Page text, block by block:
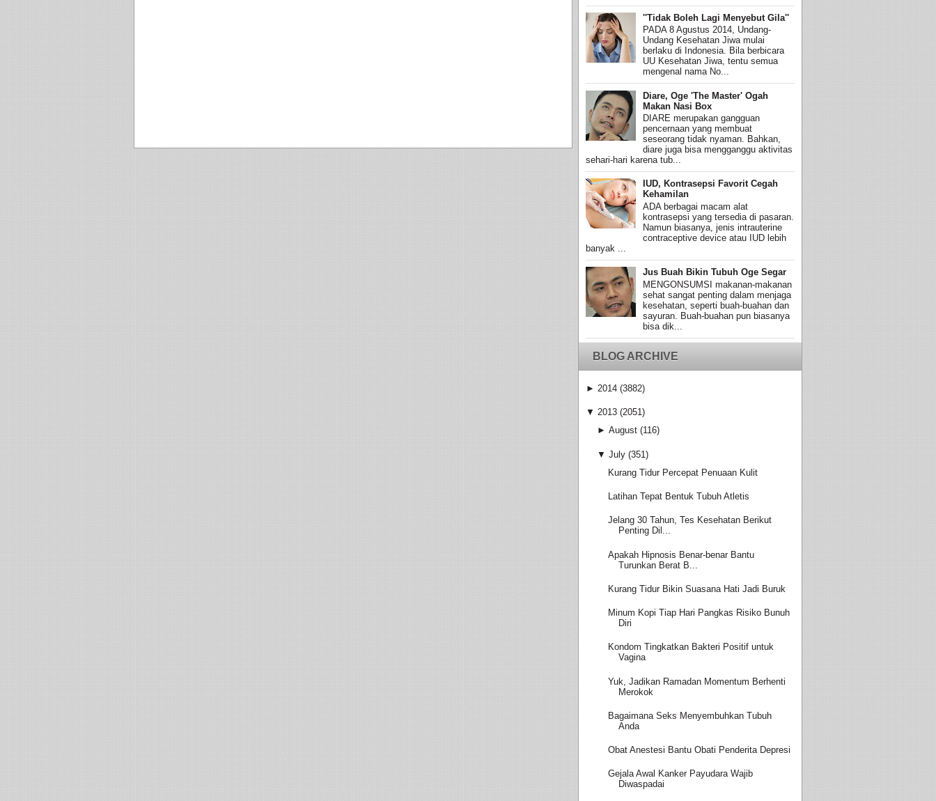
''Tidak Boleh Lagi Menyebut Gila''
PADA 8 Agustus 2014, Undang-
Undang Kesehatan Jiwa mulai
berlaku di Indonesia. Bila berbicara
UU Kesehatan Jiwa, tentu semua
mengenal nama No...
Diare, Oge 'The Master' Ogah
Makan Nasi Box
DIARE merupakan gangguan
pencernaan yang membuat
seseorang tidak nyaman. Bahkan,
diare juga bisa mengganggu aktivitas
sehari-hari karena tub...
IUD, Kontrasepsi Favorit Cegah
Kehamilan
ADA berbagai macam alat
kontrasepsi yang tersedia di pasaran.
Namun biasanya, jenis intrauterine
contraceptive device atau IUD lebih
banyak ...
Jus Buah Bikin Tubuh Oge Segar
MENGONSUMSI makanan-makanan
sehat sangat penting dalam menjaga
kesehatan, seperti buah-buahan dan
sayuran. Buah-buahan pun biasanya
bisa dik...
BLOG ARCHIVE
► 2014 (3882)
▼ 2013 (2051)
► August (116)
▼ July (351)
Kurang Tidur Percepat Penuaan Kulit
Latihan Tepat Bentuk Tubuh Atletis
Jelang 30 Tahun, Tes Kesehatan Berikut
Penting Dil...
Apakah Hipnosis Benar-benar Bantu
Turunkan Berat B...
Kurang Tidur Bikin Suasana Hati Jadi Buruk
Minum Kopi Tiap Hari Pangkas Risiko Bunuh
Diri
Kondom Tingkatkan Bakteri Positif untuk
Vagina
Yuk, Jadikan Ramadan Momentum Berhenti
Merokok
Bagaimana Seks Menyembuhkan Tubuh
Anda
Obat Anestesi Bantu Obati Penderita Depresi
Gejala Awal Kanker Payudara Wajib
Diwaspadai